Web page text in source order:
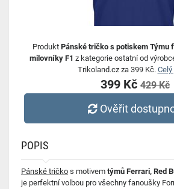
Produkt Pánské tričko s potiskem Týmu
milovníky F1 z kategorie ostatní od
Trikoland.cz za 399 Kč.
399 Kč429 Kč
Ověřit
POPIS
Pánské tričko s motivem týmů Ferrari, Red
je perfektní volbou pro všechny fanoušky